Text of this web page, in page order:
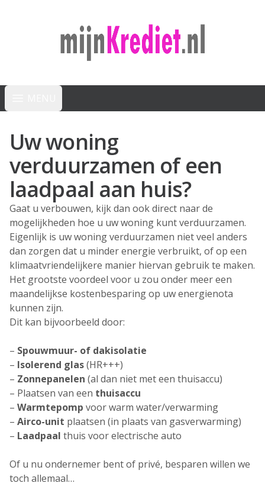
Uw woning
verduurzamen of een
laadpaal aan huis?
Gaat u verbouwen, kijk dan ook direct naar de
mogelijkheden hoe u uw woning kunt verduurzamen.
Eigenlijk is uw woning verduurzamen niet veel anders
dan zorgen dat u minder energie verbruikt, of op een
klimaatvriendelijkere manier hiervan gebruik te maken.
Het grootste voordeel voor u zou onder meer een
maandelijkse kostenbesparing op uw energienota
kunnen zijn.
Dit kan bijvoorbeeld door:
– Spouwmuur- of dakisolatie
– Isolerend glas(HR+++)
– Zonnepanelen (al dan niet met een thuisaccu)
– Plaatsen van een thuisaccu
– Warmtepomp voor warm water/verwarming
– Airco-unit plaatsen (in plaats van gasverwarming)
– Laadpaal thuis voor electrische auto
Of u nu ondernemer bent of privé, besparen willen we
toch allemaal…